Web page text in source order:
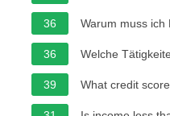
36 Warum muss ich
36 Welche
39 What credit